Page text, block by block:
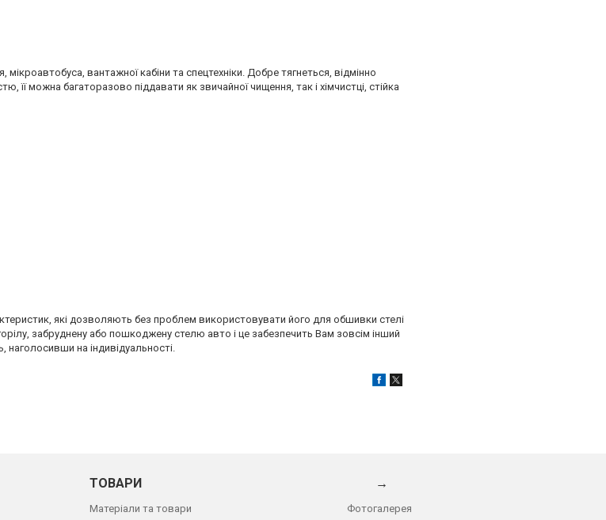
вантажної кабіни та спецтехніки. Добре тягнеться, відмінно
можна багаторазово піддавати як звичайної чищення, так і хімчистці, стійка
які дозволяють без проблем використовувати його для обшивки стелі
забруднену або пошкоджену стелю авто і це забезпечить Вам зовсім інший
наголосивши на індивідуальності.
ТОВАРИ
Матеріали та товари
→
Фотогалерея